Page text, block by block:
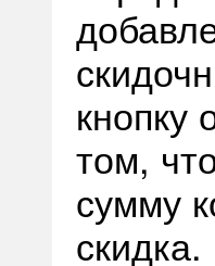
кнопку
том,
сумму